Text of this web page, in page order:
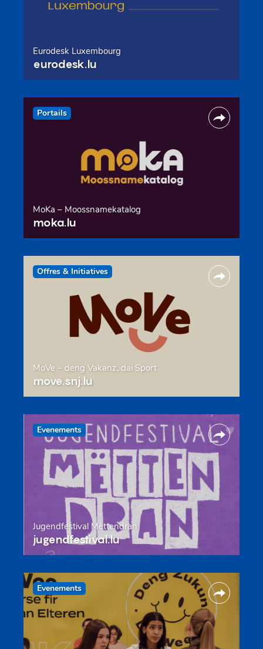
Eurodesk Luxembourg
eurodesk.lu
Portails
MoKa – Moossnamekatalog
moka.lu
Offres & Initiatives
MoVe – deng Vakanz, däi Sport
move.snj.lu
Evenements
Jugendfestival Mëttendran
jugendfestival.lu
Evenements